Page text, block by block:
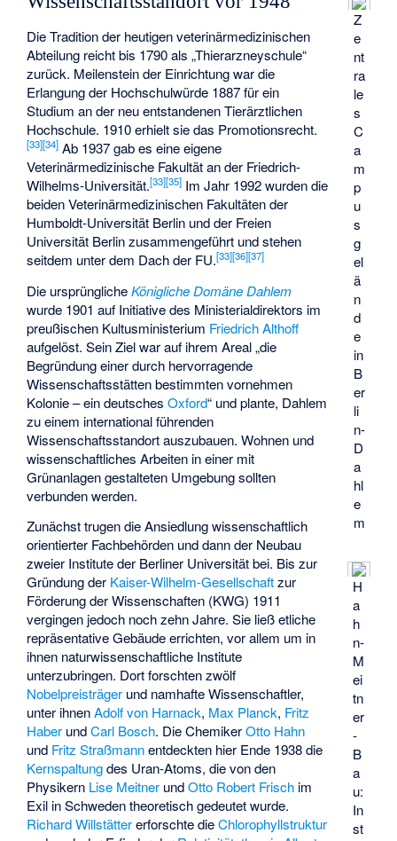
Z
e
nt
ra
le
s
C
a
m
p
u
s
g
el
ä
n
d
e
in
B
er
li
n-
D
a
hl
e
m
H
a
h
n-
M
ei
tn
er
-
B
a
u:
In
st
Die Tradition der heutigen veterinärmedizinischen
Abteilung reicht bis 1790 als „Thierarzneyschule“
zurück. Meilenstein der Einrichtung war die
Erlangung der Hochschulwürde 1887 für ein
Studium an der neu entstandenen Tierärztlichen
Hochschule. 1910 erhielt sie das Promotionsrecht.
[33][34] Ab 1937 gab es eine eigene
Veterinärmedizinische Fakultät an der Friedrich-
Wilhelms-Universität.[33][35] Im Jahr 1992 wurden die
beiden Veterinärmedizinischen Fakultäten der
Humboldt-Universität Berlin und der Freien
Universität Berlin zusammengeführt und stehen
seitdem unter dem Dach der FU.[33][36][37]
Die ursprünglicheKönigliche Domäne Dahlem
wurde 1901 auf Initiative des Ministerialdirektors im
preußischen Kultusministerium Friedrich Althoff
aufgelöst. Sein Ziel war auf ihrem Areal „die
Begründung einer durch hervorragende
Wissenschaftsstätten bestimmten vornehmen
Kolonie – ein deutschesOxford“ und plante, Dahlem
zu einem international führenden
Wissenschaftsstandort auszubauen. Wohnen und
wissenschaftliches Arbeiten in einer mit
Grünanlagen gestalteten Umgebung sollten
verbunden werden.
Zunächst trugen die Ansiedlung wissenschaftlich
orientierter Fachbehörden und dann der Neubau
zweier Institute der Berliner Universität bei. Bis zur
Gründung der Kaiser-Wilhelm-Gesellschaftzur
Förderung der Wissenschaften (KWG) 1911
vergingen jedoch noch zehn Jahre. Sie ließ etliche
repräsentative Gebäude errichten, vor allem um in
ihnen naturwissenschaftliche Institute
unterzubringen. Dort forschten zwölf
Nobelpreisträger und namhafte Wissenschaftler,
unter ihnenAdolf von Harnack, Max Planck, Fritz
Haber undCarl Bosch. Die ChemikerOtto Hahn
und Fritz Straßmannentdeckten hier Ende 1938 die
Kernspaltungdes Uran-Atoms, die von den
Physikern Lise Meitner undOtto Robert Frisch im
Exil in Schweden theoretisch gedeutet wurde.
Richard Willstättererforschte dieChlorophyllstruktur